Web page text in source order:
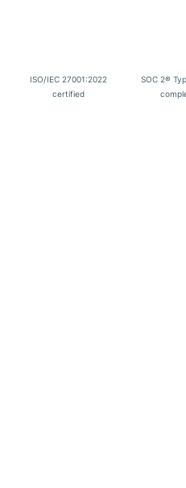
ISO/IEC 27001:2022
certified
SOC 2®